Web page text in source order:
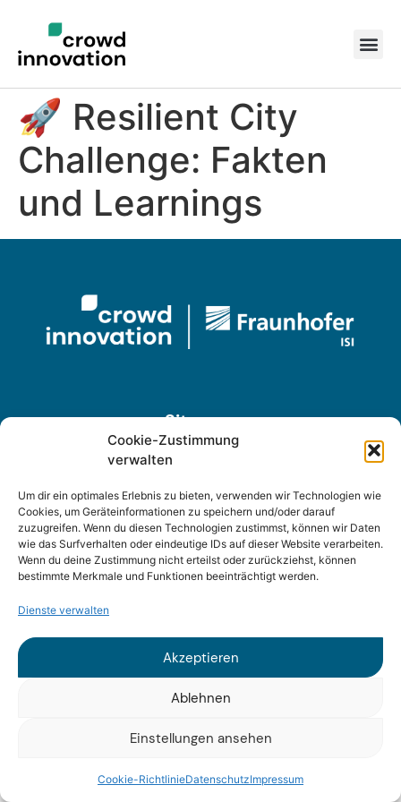
Cookie-Zustimmung
verwalten
Um dir ein optimales Erlebnis zu bieten, verwenden wir Technologien wie
Cookies, um Geräteinformationen zu speichern und/oder darauf
zuzugreifen. Wenn du diesen Technologien zustimmst, können wir Daten
wie das Surfverhalten oder eindeutige IDs auf dieser Website verarbeiten.
Wenn du deine Zustimmung nicht erteilst oder zurückziehst, können
bestimmte Merkmale und Funktionen beeinträchtigt werden.
Dienste verwalten
Akzeptieren
Ablehnen
Einstellungen ansehen
Cookie-RichtlinieDatenschutzImpressum
🚀 Resilient City
Challenge: Fakten
und Learnings
Sitemap
Impressum
Datenschutz
© 2025 Fraunhofer ISI